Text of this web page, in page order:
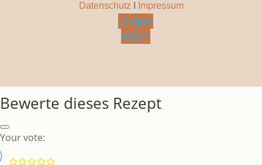
Datenschutz
Impressum
Folgen
Folgen
Bewerte dieses Rezept
Your vote: